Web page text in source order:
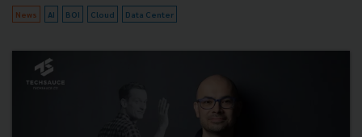
News AI BOI Cloud Data Center